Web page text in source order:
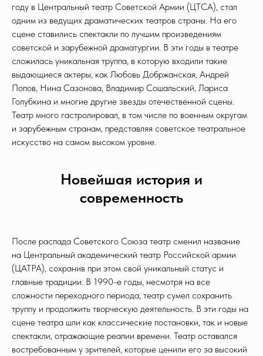
году в Центральный театр Советской Армии (ЦТСА), стал
одним из ведущих драматических театров страны. На его
сцене ставились спектакли по лучшим произведениям
советской и зарубежной драматургии. В эти годы в театре
сложилась уникальная труппа, в которую входили такие
выдающиеся актеры, как Любовь Добржанская, Андрей
Попов, Нина Сазонова, Владимир Сошальский, Лариса
Голубкина и многие другие звезды отечественной сцены.
Театр много гастролировал, в том числе по военным округам
и зарубежным странам, представляя советское театральное
искусство на самом высоком уровне.
Новейшая история и
современность
После распада Советского Союза театр сменил название
на Центральный академический театр Российской армии
(ЦАТРА), сохранив при этом свой уникальный статус и
главные традиции. В 1990-е годы, несмотря на все
сложности переходного периода, театр сумел сохранить
труппу и продолжить творческую деятельность. В эти годы на
сцене театра шли как классические постановки, так и новые
спектакли, отражающие реалии времени. Театр оставался
востребованным у зрителей, которые ценили его за высокий